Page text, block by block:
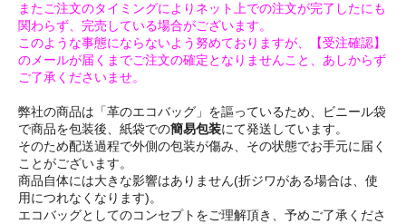
またご注文のタイミングによりネット上での注文が完了したにも
関わらず、完売している場合がございます。
このような事態にならないよう努めておりますが、【受注確認】
のメールが届くまでご注文の確定となりませんこと、あしからず
ご了承くださいませ。
弊社の商品は「革のエコバッグ」を謳っているため、ビニール袋
で商品を包装後、紙袋での簡易包装にて発送しています。
そのため配送過程で外側の包装が傷み、その状態でお手元に届く
ことがございます。
商品自体には大きな影響はありません(折ジワがある場合は、使
用につれなくなります)。
エコバッグとしてのコンセプトをご理解頂き、予めご了承くださ